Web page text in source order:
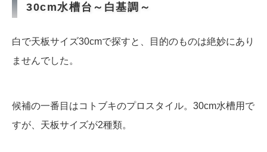
30cm水槽台～白基調～
白で天板サイズ30cmで探すと、目的のものは絶妙にあり
ませんでした。
候補の一番目はコトブキのプロスタイル。30cm水槽用で
すが、天板サイズが2種類。